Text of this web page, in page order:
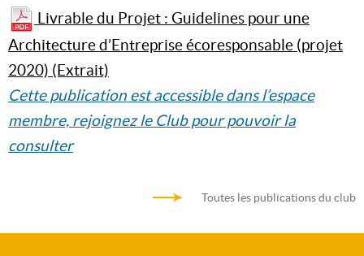
Livrable du Projet : Guidelines pour une
Architecture d’Entreprise écoresponsable (projet
2020) (Extrait)
Cette publication est accessible dans l’espace
membre, rejoignez le Club pour pouvoir la
consulter
Toutes les publications du club